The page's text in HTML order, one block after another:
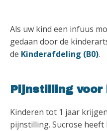
Als uw kind een infuus
gedaan door de
de Kinderafdeling (B0).
Pijnstilling voor
Kinderen tot 1 jaar
pijnstilling. Sucrose